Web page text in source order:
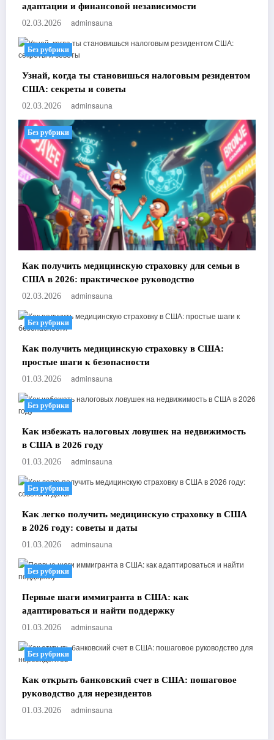
адаптации и финансовой независимости
02.03.2026 adminsauna
Без рубрики
Узнай, когда ты становишься налоговым резидентом
США: секреты и советы
02.03.2026 adminsauna
Без рубрики
Как получить медицинскую страховку для семьи в
США в 2026: практическое руководство
02.03.2026 adminsauna
Без рубрики
Как получить медицинскую страховку в США:
простые шаги к безопасности
01.03.2026 adminsauna
Без рубрики
Как избежать налоговых ловушек на недвижимость
в США в 2026 году
01.03.2026 adminsauna
Без рубрики
Как легко получить медицинскую страховку в США
в 2026 году: советы и даты
01.03.2026 adminsauna
Без рубрики
Первые шаги иммигранта в США: как
адаптироваться и найти поддержку
01.03.2026 adminsauna
Без рубрики
Как открыть банковский счет в США: пошаговое
руководство для нерезидентов
01.03.2026 adminsauna